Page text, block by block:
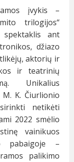
įvykis –
trilogijos“
spektaklis ant
džiazo
aktorių ir
ir teatrinių
Unikalius
K. Čiurlionio
netikėti
2022 smėlio
vainikuos
pabaigoje –
palikimo